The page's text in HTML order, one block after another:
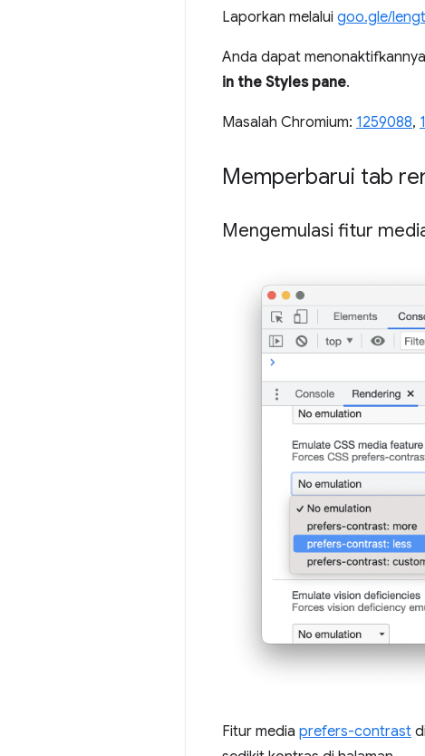
Laporkan melalui goo.gle/
Anda dapat
in the Styles pane.
Masalah Chromium: 1259088,
Memperbarui tab
Mengemulasi fitur
Fitur media prefers-contrast